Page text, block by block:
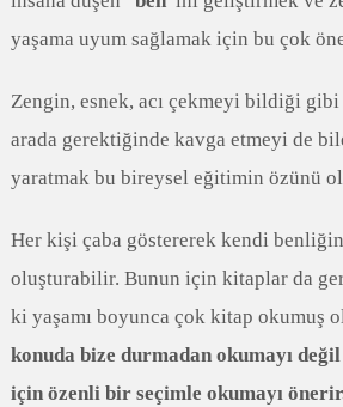
yaşama uyum sağlamak için bu çok
Zengin, esnek, acı çekmeyi bildiği
arada gerektiğinde kavga etmeyi de
yaratmak bu bireysel eğitimin özünü
Her kişi çaba göstererek kendi
oluşturabilir. Bunun için kitaplar da
ki yaşamı boyunca çok kitap okumuş
konuda bize durmadan okumayı
için özenli bir seçimle okumayı